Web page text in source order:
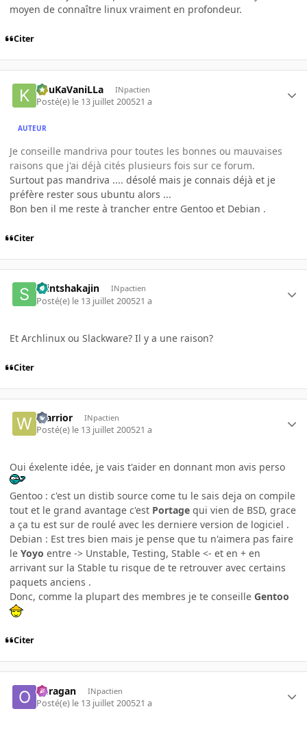
moyen de connaître linux vraiment en profondeur.
Citer
KouKaVaniLLa INpactien
Posté(e) le 13 juillet 200521 a
AUTEUR
Je conseille mandriva pour toutes les bonnes ou mauvaises
raisons que j'ai déjà cités plusieurs fois sur ce forum.
Surtout pas mandriva .... désolé mais je connais déjà et je
préfère rester sous ubuntu alors ...
Bon ben il me reste à trancher entre Gentoo et Debian .
Citer
saintshakajin INpactien
Posté(e) le 13 juillet 200521 a
Et Archlinux ou Slackware? Il y a une raison?
Citer
Warrior INpactien
Posté(e) le 13 juillet 200521 a
Oui éxelente idée, je vais t'aider en donnant mon avis perso
Gentoo : c'est un distib source come tu le sais deja on compile
tout et le grand avantage c'est Portage qui vien de BSD, grace
a ça tu est sur de roulé avec les derniere version de logiciel .
Debian : Est tres bien mais je pense que tu n'aimera pas faire
le Yoyo entre -> Unstable, Testing, Stable <- et en + en
arrivant sur la Stable tu risque de te retrouver avec certains
paquets anciens .
Donc, comme la plupart des membres je te conseille Gentoo
Citer
ouragan INpactien
Posté(e) le 13 juillet 200521 a